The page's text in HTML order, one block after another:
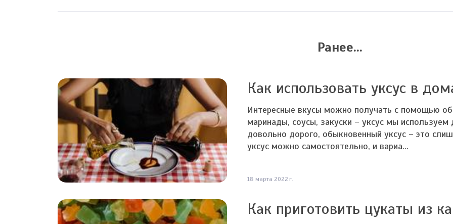
Ранее...
Как использовать уксус в
Интересные вкусы можно получать с помощью
маринады, соусы, закуски – уксус мы
довольно дорого, обыкновенный уксус – это
уксус можно самостоятельно, и вариа...
18 марта 2022 г.
Как приготовить цукаты из